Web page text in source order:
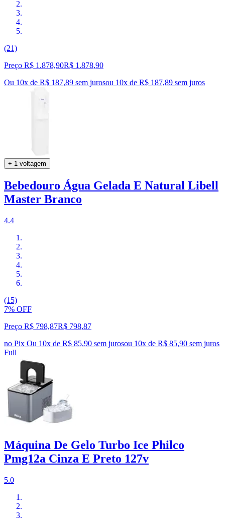
(21)
Preço R$ 1.878,90R$ 1.878,90
Ou 10x de R$ 187,89 sem jurosou 10x de R$ 187,89 sem juros
+ 1 voltagem
Bebedouro Água Gelada E Natural Libell
Master Branco
4.4
(15)
7% OFF
Preço R$ 798,87R$ 798,87
no Pix Ou 10x de R$ 85,90 sem jurosou 10x de R$ 85,90 sem juros
Full
Máquina De Gelo Turbo Ice Philco
Pmg12a Cinza E Preto 127v
5.0